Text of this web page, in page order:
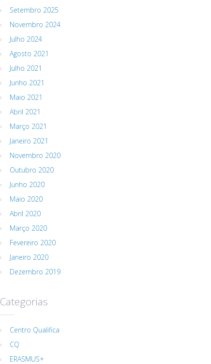
Setembro 2025
Novembro 2024
Julho 2024
Agosto 2021
Julho 2021
Junho 2021
Maio 2021
Abril 2021
Março 2021
Janeiro 2021
Novembro 2020
Outubro 2020
Junho 2020
Maio 2020
Abril 2020
Março 2020
Fevereiro 2020
Janeiro 2020
Dezembro 2019
Categorias
Centro Qualifica
CQ
ERASMUS+